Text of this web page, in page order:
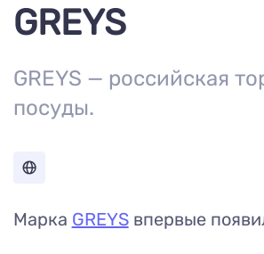
GREYS
GREYS — российская
посуды.
Марка GREYSвпервые